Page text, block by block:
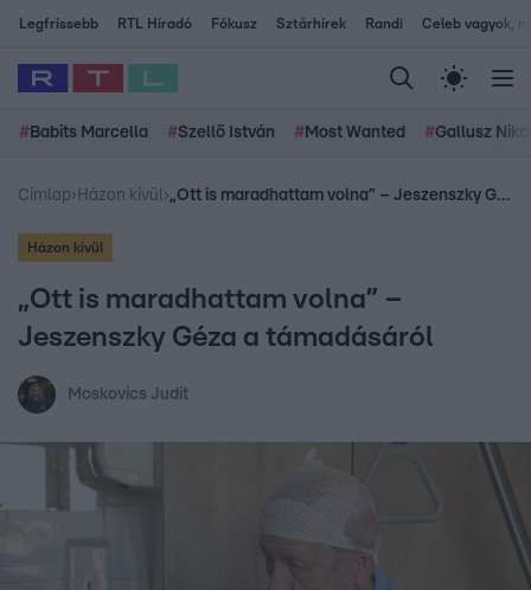
Legfrissebb RTL Híradó Fókusz Sztárhírek Randi Celeb vagyok,
# Babits Marcella #Szellő István # Most Wanted #Gallusz
Címlap› Házon kívül› „Ott is maradhattam volna” – Jeszenszky Géza a támadásáról
Házon kívül
„Ott is maradhattam volna” –
Jeszenszky Géza a támadásáról
Moskovics Judit